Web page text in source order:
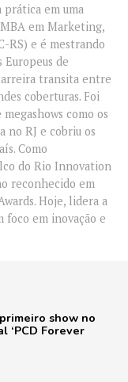
prática em uma
em Marketing,
RS) e é mestrando
Europeus de
transita entre
coberturas. Foi
como os
no RJ e cobriu os
Como
do Rio Innovation
reconhecido em
Hoje, lidera a
foco em inovação e
show no
‘PCD Forever